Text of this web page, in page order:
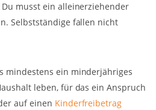
Du musst ein alleinerziehender
Selbstständige fallen nicht
mindestens ein minderjähriges
leben, für das ein Anspruch
auf einen Kinderfreibetrag